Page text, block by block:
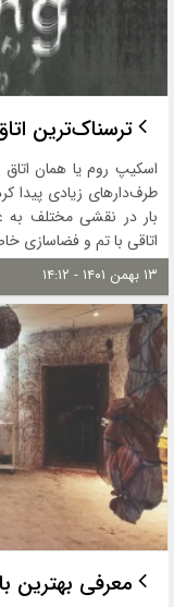
ترسناک‌ترین
اسکیپ روم یا همان اتاق
طرف‌دارهای زیادی پیدا
بار در نقشی مختلف به
اتاقی با تم و فضاسازی
۱۳ بهمن ۱۴۰۱ - ۱۴:۱۲
معرفی بهترین